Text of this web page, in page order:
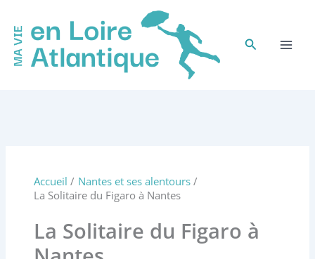
contenu
Rechercher
Accueil
Nantes et ses alentours
La Solitaire du Figaro à Nantes
La Solitaire du Figaro à